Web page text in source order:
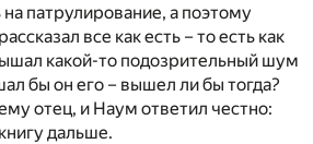
на патрулирование, а поэтому
все как есть – то есть как
какой-то подозрительный шум
бы он его – вышел ли бы тогда?
отец, и Наум ответил честно:
дальше.